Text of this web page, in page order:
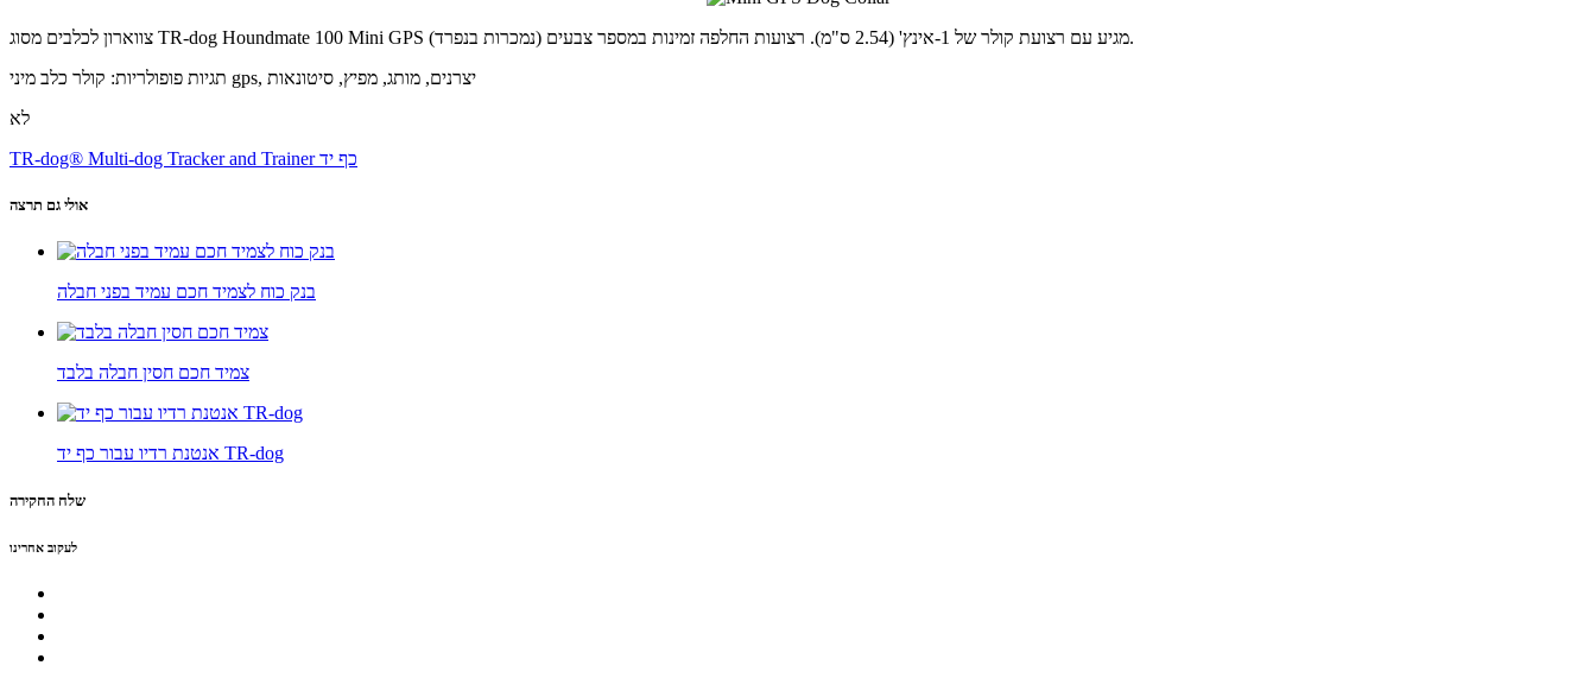
צווארון לכלבים מסוג TR-dog Houndmate 100 Mini GPS מגיע עם רצועת קולר של 1-אינץ' (2.54 ס"מ). רצועות החלפה זמינות במספר צבעים (נמכרות בנפרד).
תגיות פופולריות: קולר כלב מיני gps, יצרנים, מותג, מפיץ, סיטונאות
לא
TR-dog® Multi-dog Tracker and Trainer כף יד
אולי גם תרצה
בנק כוח לצמיד חכם עמיד בפני חבלה
צמיד חכם חסין חבלה בלבד
אנטנת רדיו עבור כף יד TR-dog
שלח החקירה
לעקוב אחרינו